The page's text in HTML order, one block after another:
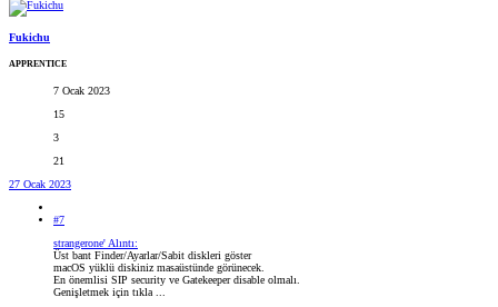
Fukichu
APPRENTICE
7 Ocak 2023
15
3
21
27 Ocak 2023
#7
strangerone' Alıntı:
Üst bant Finder/Ayarlar/Sabit diskleri göster
macOS yüklü diskiniz masaüstünde görünecek.
En önemlisi SIP security ve Gatekeeper disable olmalı.
Genişletmek için tıkla ...